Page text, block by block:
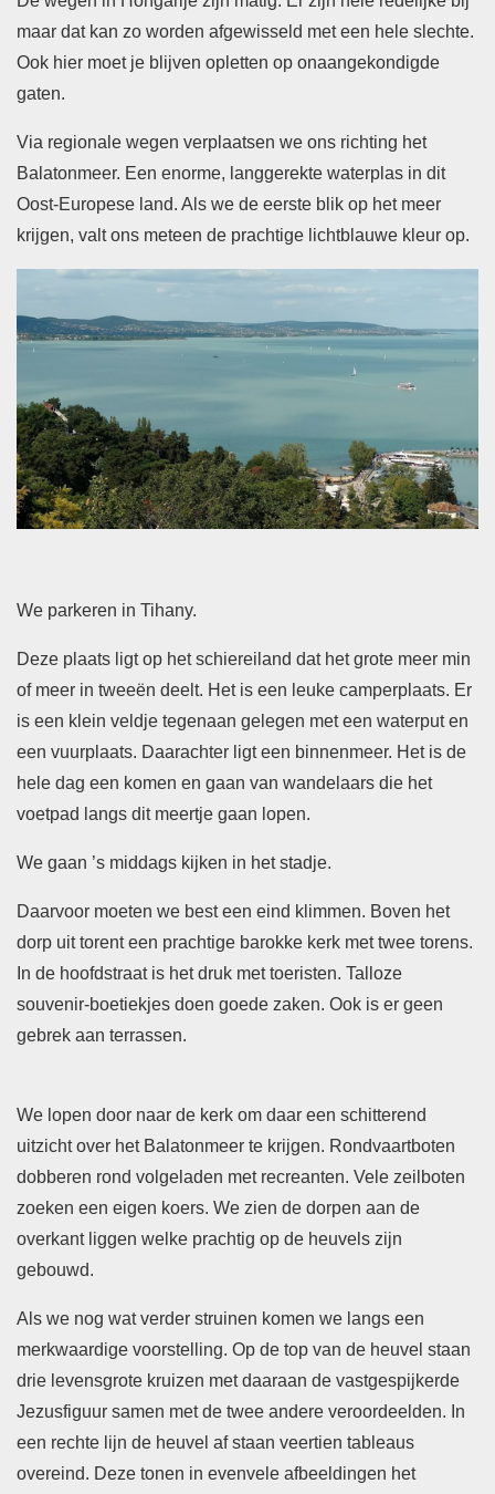
maar dat kan zo worden afgewisseld met een hele slechte.
Ook hier moet je blijven opletten op onaangekondigde
gaten.
Via regionale wegen verplaatsen we ons richting het
Balatonmeer. Een enorme, langgerekte waterplas in dit
Oost-Europese land. Als we de eerste blik op het meer
krijgen, valt ons meteen de prachtige lichtblauwe kleur op.
We parkeren in Tihany.
Deze plaats ligt op het schiereiland dat het grote meer min
of meer in tweeën deelt. Het is een leuke camperplaats. Er
is een klein veldje tegenaan gelegen met een waterput en
een vuurplaats. Daarachter ligt een binnenmeer. Het is de
hele dag een komen en gaan van wandelaars die het
voetpad langs dit meertje gaan lopen.
We gaan ’s middags kijken in het stadje.
Daarvoor moeten we best een eind klimmen. Boven het
dorp uit torent een prachtige barokke kerk met twee torens.
In de hoofdstraat is het druk met toeristen. Talloze
souvenir-boetiekjes doen goede zaken. Ook is er geen
gebrek aan terrassen.
We lopen door naar de kerk om daar een schitterend
uitzicht over het Balatonmeer te krijgen. Rondvaartboten
dobberen rond volgeladen met recreanten. Vele zeilboten
zoeken een eigen koers. We zien de dorpen aan de
overkant liggen welke prachtig op de heuvels zijn
gebouwd.
Als we nog wat verder struinen komen we langs een
merkwaardige voorstelling. Op de top van de heuvel staan
drie levensgrote kruizen met daaraan de vastgespijkerde
Jezusfiguur samen met de twee andere veroordeelden. In
een rechte lijn de heuvel af staan veertien tableaus
overeind. Deze tonen in evenvele afbeeldingen het